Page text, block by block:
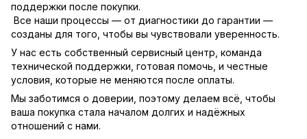
поддержки после покупки.
Все наши процессы — от диагностики до гарантии —
созданы для того, чтобы вы чувствовали уверенность.
У нас есть собственный сервисный центр, команда
технической поддержки, готовая помочь, и честные
условия, которые не меняются после оплаты.
Мы заботимся о доверии, поэтому делаем всё, чтобы
ваша покупка стала началом долгих и надёжных
отношений с нами.